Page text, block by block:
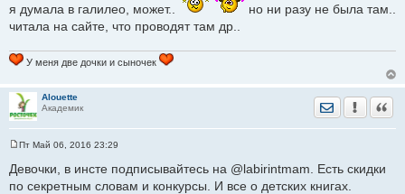
я думала в галилео, может..
но ни разу не была там..
читала на сайте, что проводят там др..
У меня две дочки и сыночек
Alouette
Академик
Отправить
о
б
Пт Май 06, 2016 23:29
Девочки, в инсте подписывайтесь на @labirintmam. Есть скидки
по секретным словам и конкурсы. И все о детских книгах.